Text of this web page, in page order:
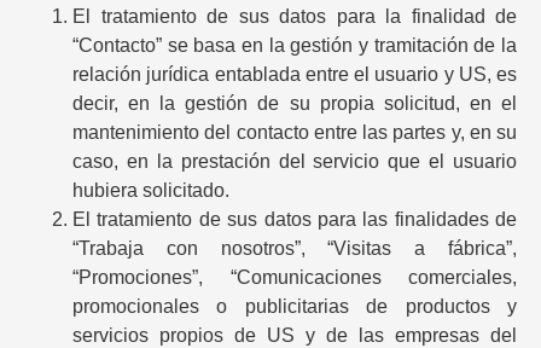
El tratamiento de sus datos para la finalidad de
“Contacto” se basa en la gestión y tramitación de la
relación jurídica entablada entre el usuario y US, es
decir, en la gestión de su propia solicitud, en el
mantenimiento del contacto entre las partes y, en su
caso, en la prestación del servicio que el usuario
hubiera solicitado.
El tratamiento de sus datos para las finalidades de
“Trabaja con nosotros”, “Visitas a fábrica”,
“Promociones”, “Comunicaciones comerciales,
promocionales o publicitarias de productos y
servicios propios de US y de las empresas del